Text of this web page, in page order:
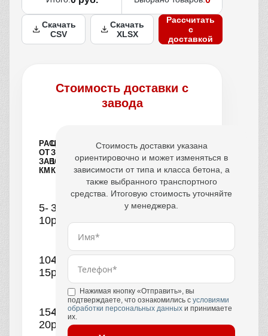
Скачать
CSV
Скачать
XLSX
Рассчитать
с
доставкой
Стоимость доставки с
завода
РАССТОЯНИЕ
ОТ
ЗАВОДА,
КМ
ЦЕНА
ЗА
1
КУБ
5-
10
390
руб.
10-
15
440
руб.
15-
20
490
руб.
Стоимость доставки указана
ориентировочно и может изменяться в
зависимости от типа и класса бетона, а
также выбранного транспортного
средства. Итоговую стоимость уточняйте
у менеджера.
Нажимая кнопку «Отправить», вы
подтверждаете, что ознакомились с условиями
обработки персональных данных и принимаете
их.